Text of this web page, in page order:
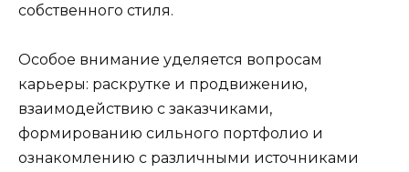
собственного стиля.
Особое внимание уделяется вопросам
карьеры: раскрутке и продвижению,
взаимодействию с заказчиками,
формированию сильного портфолио и
ознакомлению с различными источниками